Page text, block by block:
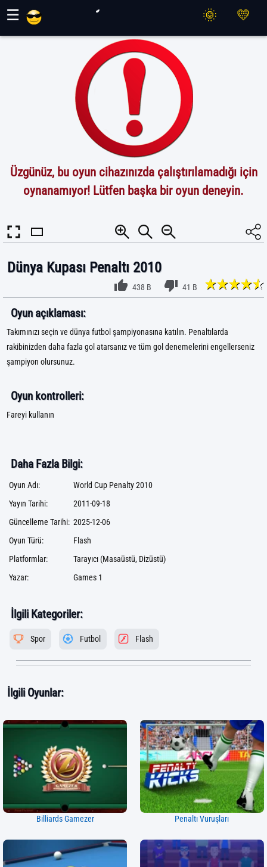
☰
Üzgünüz, bu oyun cihazınızda çalıştırılamadığı için
oynanamıyor! Lütfen başka bir oyun deneyin.
Dünya Kupası Penaltı 2010
438 B 41 B
Oyun açıklaması:
Takımınızı seçin ve dünya futbol şampiyonasına katılın. Penaltılarda
rakibinizden daha fazla gol atarsanız ve tüm gol denemelerini engellerseniz
şampiyon olursunuz.
Oyun kontrolleri:
Fareyi kullanın
Daha Fazla Bilgi:
Oyun Adı:
World Cup Penalty 2010
Yayın Tarihi:
2011-09-18
Güncelleme Tarihi: 2025-12-06
Oyun Türü:
Flash
Platformlar:
Tarayıcı (Masaüstü, Dizüstü)
Yazar:
Games 1
İlgili Kategoriler:
Spor Futbol Flash
İlgili Oyunlar:
Billiards Gamezer Penaltı Vuruşları